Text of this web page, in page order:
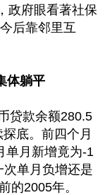
政府眼看著社保
后靠邻里互
体躺平
贷款余额280.5
底。前四个月
单月新增竟为-1
单月负增还是
的2005年。